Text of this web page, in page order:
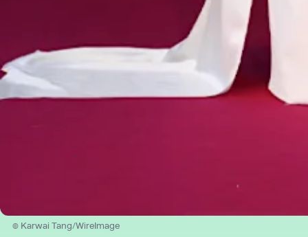
© Karwai Tang/WireImage